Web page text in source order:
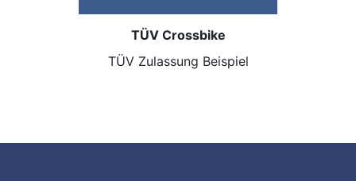
TÜV Crossbike
TÜV Zulassung Beispiel